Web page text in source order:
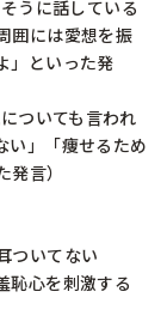
囲には愛想を振
」といった発
い」「痩せるため
言）
ついてない
恥心を刺激する